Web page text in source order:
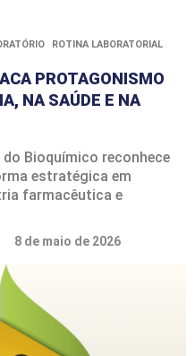
ROTINA LABORATORIAL
PROTAGONISMO
NA SAÚDE E NA
do Bioquímico reconhece
estratégica em
farmacêutica e
8 de maio de 2026